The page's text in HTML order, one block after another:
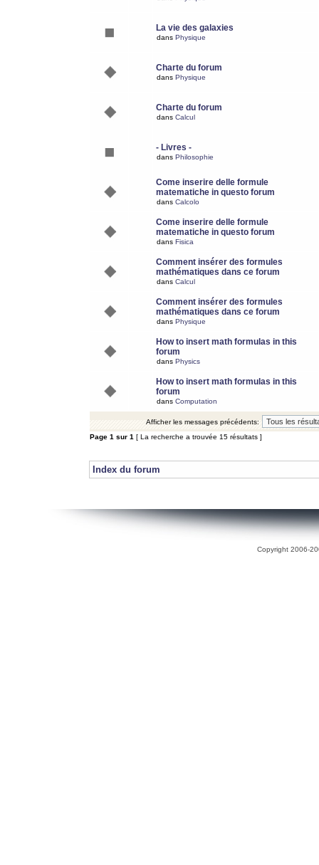
La vie des galaxies
dans Physique
Charte du forum
dans Physique
Charte du forum
dans Calcul
- Livres -
dans Philosophie
Come inserire delle formule
matematiche in questo forum
dans Calcolo
Come inserire delle formule
matematiche in questo forum
dans Fisica
Comment insérer des formules
mathématiques dans ce forum
dans Calcul
Comment insérer des formules
mathématiques dans ce forum
dans Physique
How to insert math formulas in this
forum
dans Physics
How to insert math formulas in this
forum
dans Computation
Afficher les messages précédents:
Page 1 sur 1 [ La recherche a trouvée 15 résultats ]
Index du forum
Copyright 2006-